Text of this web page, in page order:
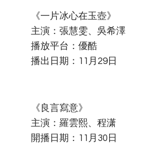
《一片冰心在玉壺》
主演：張慧雯、吳希澤
播放平台：優酷
播出日期：11月29日
《良言寫意》
主演：羅雲熙、程潇
開播日期：11月30日